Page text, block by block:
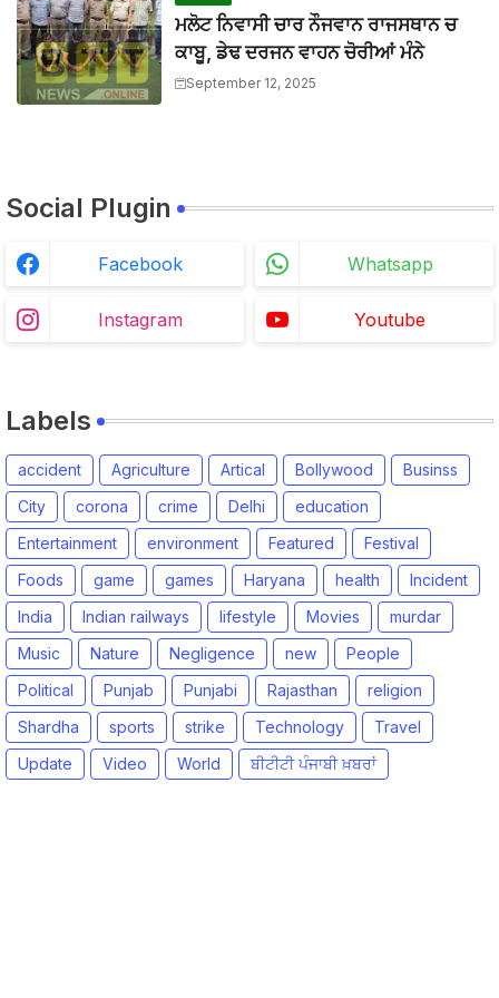
ਮਲੋਟ ਨਿਵਾਸੀ ਚਾਰ ਨੌਜਵਾਨ ਰਾਜਸਥਾਨ ਚ
ਕਾਬੂ, ਡੇਢ ਦਰਜਨ ਵਾਹਨ ਚੋਰੀਆਂ ਮੰਨੇ
September 12, 2025
Social Plugin
Facebook Whatsapp
Instagram Youtube
Labels
accident Agriculture Artical Bollywood
Businss
City
corona crime Delhi
education
Entertainment
environment Featured
Festival
Foods
game games Haryana health
Incident
India
Indian railways lifestyle Movies
murdar
Music
Nature Negligence new
People
Political
Punjab Punjabi Rajasthan
religion
Shardha
sports strike Technology
Travel
Update
Video World ਬੀਟੀਟੀ ਪੰਜਾਬੀ ਖ਼ਬਰਾਂ